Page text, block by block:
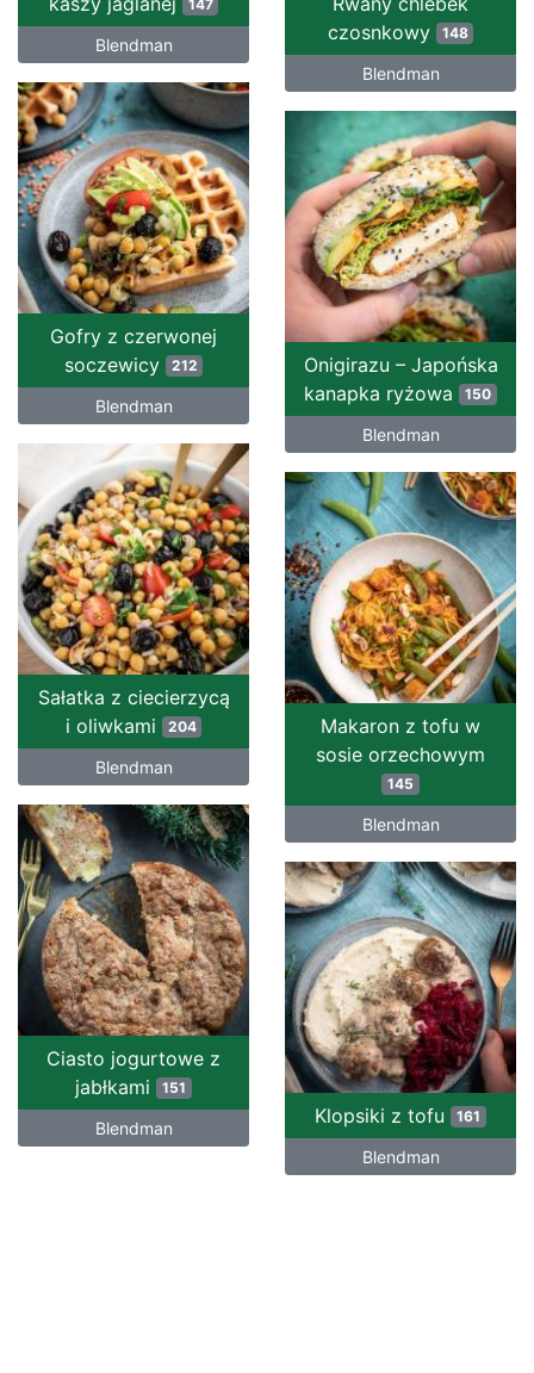
147
Blendman
czosnkowy
148
Blendman
Gofry z czerwonej
soczewicy
212
Blendman
Onigirazu – Japońska
kanapka ryżowa 150
Blendman
Sałatka z ciecierzycą
i oliwkami
204
Blendman
Makaron z tofu w
sosie orzechowym
145
Blendman
Ciasto jogurtowe z
jabłkami 151
Blendman
Klopsiki z tofu 161
Blendman